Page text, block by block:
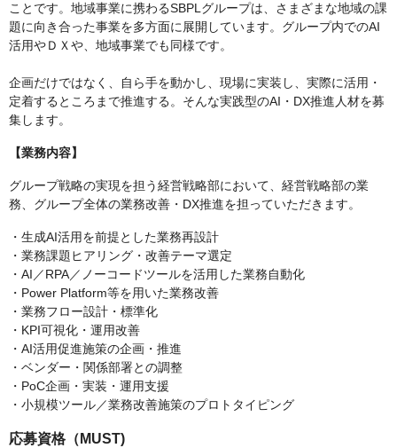
ことです。地域事業に携わるSBPLグループは、さまざまな地域の課
題に向き合った事業を多方面に展開しています。グループ内でのAI
活用やＤＸや、地域事業でも同様です。
企画だけではなく、自ら手を動かし、現場に実装し、実際に活用・
定着するところまで推進する。そんな実践型のAI・DX推進人材を募
集します。
【業務内容】
グループ戦略の実現を担う経営戦略部において、経営戦略部の業
務、グループ全体の業務改善・DX推進を担っていただきます。
・生成AI活用を前提とした業務再設計
・業務課題ヒアリング・改善テーマ選定
・AI／RPA／ノーコードツールを活用した業務自動化
・Power Platform等を用いた業務改善
・業務フロー設計・標準化
・KPI可視化・運用改善
・AI活用促進施策の企画・推進
・ベンダー・関係部署との調整
・PoC企画・実装・運用支援
・小規模ツール／業務改善施策のプロトタイピング
応募資格（MUST)